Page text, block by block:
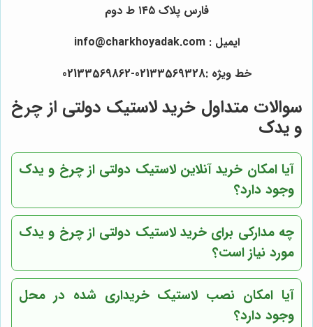
فارس پلاک ۱۴۵ ط دوم
ایمیل : info@charkhoyadak.com
خط ویژه :02133569328-02133569862
سوالات متداول خرید لاستیک دولتی از چرخ
و یدک
آیا امکان خرید آنلاین لاستیک دولتی از چرخ و یدک
وجود دارد؟
چه مدارکی برای خرید لاستیک دولتی از چرخ و یدک
مورد نیاز است؟
آیا امکان نصب لاستیک خریداری شده در محل
وجود دارد؟